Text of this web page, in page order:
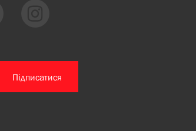
Підписатися